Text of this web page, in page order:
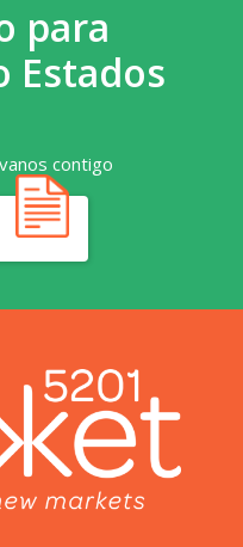
para
Estados
contigo